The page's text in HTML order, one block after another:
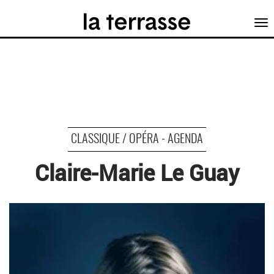
CLASSIQUE / OPÉRA - AGENDA
Claire-Marie Le Guay